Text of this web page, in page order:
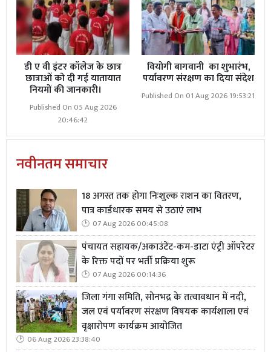
डी ए वी इंटर कॉलेज के छात्र
छात्राओं को दी गई यातायात
नियमों की जानकारी।
Published On 05 Aug 2026
20:46:42
वियोगी बागवानी का शुभारंभ,
पर्यावरण संरक्षण का दिया संदेश
Published On 01 Aug 2026 19:53:21
नवीनतम समाचार
18 अगस्त तक होगा निःशुल्क राशन का वितरण,
पात्र कार्डधारक समय से उठाएं लाभ
07 Aug 2026 00:45:08
पंचायत सहायक/अकाउंटेंट-कम-डाटा एंट्री ऑपरेटर
के रिक्त पदों पर भर्ती प्रक्रिया शुरू
07 Aug 2026 00:14:36
जिला गंगा समिति, सोनभद्र के तत्वावधान में नदी,
जल एवं पर्यावरण संरक्षण विषयक कार्यशाला एवं
वृक्षारोपण कार्यक्रम आयोजित
06 Aug 2026 23:38:40